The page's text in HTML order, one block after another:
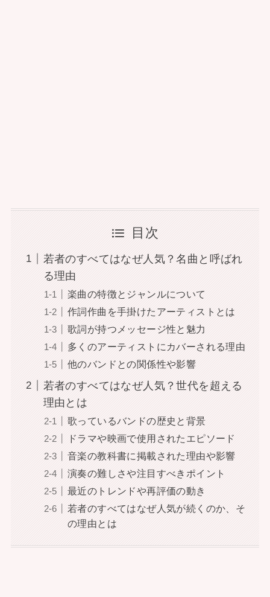
目次
若者のすべてはなぜ人気？名曲と呼ばれ
る理由
楽曲の特徴とジャンルについて
作詞作曲を手掛けたアーティストとは
歌詞が持つメッセージ性と魅力
多くのアーティストにカバーされる理由
他のバンドとの関係性や影響
若者のすべてはなぜ人気？世代を超える
理由とは
歌っているバンドの歴史と背景
ドラマや映画で使用されたエピソード
音楽の教科書に掲載された理由や影響
演奏の難しさや注目すべきポイント
最近のトレンドや再評価の動き
若者のすべてはなぜ人気が続くのか、そ
の理由とは